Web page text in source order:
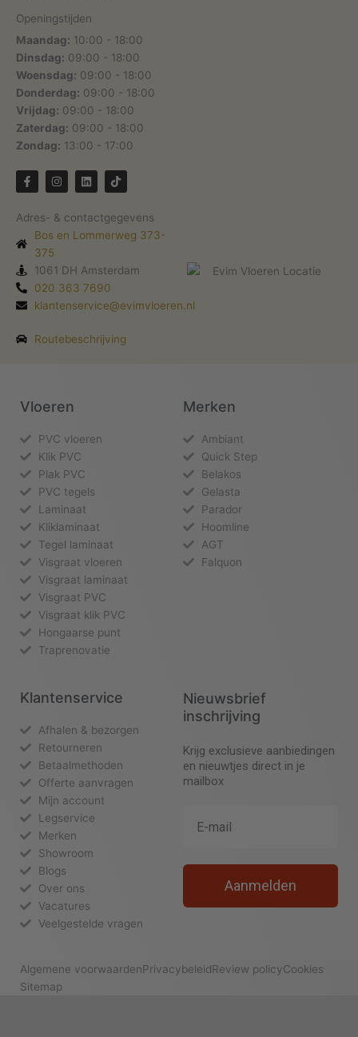
Openingstijden
Maandag: 10:00 - 18:00
Dinsdag: 09:00 - 18:00
Woensdag: 09:00 - 18:00
Donderdag: 09:00 - 18:00
Vrijdag: 09:00 - 18:00
Zaterdag: 09:00 - 18:00
Zondag: 13:00 - 17:00
F
a
c
b
o
f
I
n
s
a
g
r
m
L
i
n
e
d
i
T
i
k
o
k
Adres- & contactgegevens
Bos en Lommerweg 373-
375
1061 DH Amsterdam
020 363 7690
klantenservice@evimvloeren.nl
Routebeschrijving
Vloeren
PVC vloeren
Klik PVC
Plak PVC
PVC tegels
Laminaat
Kliklaminaat
Tegel laminaat
Visgraat vloeren
Visgraat laminaat
Visgraat PVC
Visgraat klik PVC
Hongaarse punt
Traprenovatie
Merken
Ambiant
Quick Step
Belakos
Gelasta
Parador
Hoomline
AGT
Falquon
Klantenservice
Afhalen & bezorgen
Retourneren
Betaalmethoden
Offerte aanvragen
Mijn account
Legservice
Merken
Showroom
Blogs
Over ons
Vacatures
Veelgestelde vragen
Nieuwsbrief
inschrijving
Krijg exclusieve aanbiedingen
en nieuwtjes direct in je
mailbox
Aanmelden
Algemene voorwaardenPrivacybeleidReview policyCookies
Sitemap